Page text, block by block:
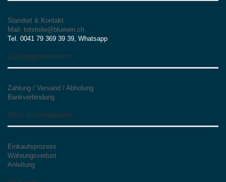
Standort & Kontakt
Mail: totsteile@bluewin.ch
Tel. 0041 79 369 39 39, Whatsapp
Zahlungsmethoden
Zahlung / Versand / Abholung
Bankverbindung
Mehr Informationen
Einkaufsprozess
Währungsverlust
Anleitung